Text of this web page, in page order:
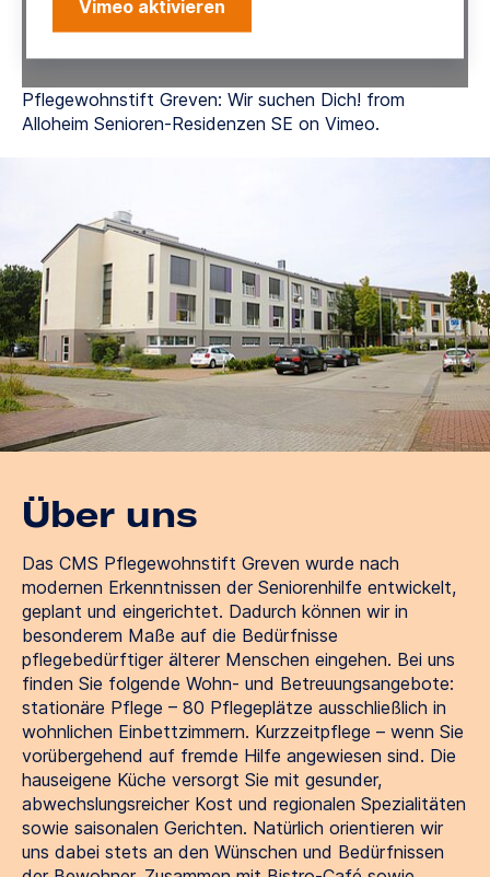
Pflegewohnstift Greven: Wir suchen Dich! from
Alloheim Senioren-Residenzen SE on Vimeo.
Vimeo aktivieren
Über uns
Das CMS Pflegewohnstift Greven wurde nach
modernen Erkenntnissen der Seniorenhilfe entwickelt,
geplant und eingerichtet. Dadurch können wir in
besonderem Maße auf die Bedürfnisse
pflegebedürftiger älterer Menschen eingehen. Bei uns
finden Sie folgende Wohn- und Betreuungsangebote:
stationäre Pflege – 80 Pflegeplätze ausschließlich in
wohnlichen Einbettzimmern. Kurzzeitpflege – wenn Sie
vorübergehend auf fremde Hilfe angewiesen sind. Die
hauseigene Küche versorgt Sie mit gesunder,
abwechslungsreicher Kost und regionalen Spezialitäten
sowie saisonalen Gerichten. Natürlich orientieren wir
uns dabei stets an den Wünschen und Bedürfnissen